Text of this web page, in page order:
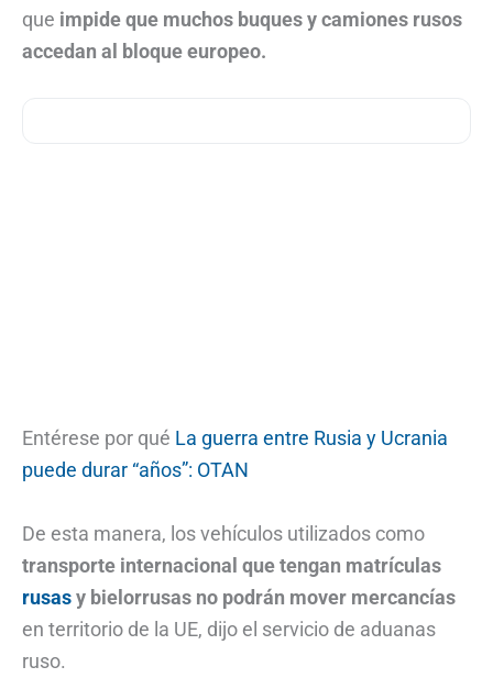
que impide que muchos buques y camiones rusos
accedan al bloque europeo.
Entérese por qué La guerra entre Rusia y Ucrania
puede durar “años”: OTAN
De esta manera, los vehículos utilizados como
transporte internacional que tengan matrículas
rusasy bielorrusas no podrán mover mercancías
en territorio de la UE, dijo el servicio de aduanas
ruso.